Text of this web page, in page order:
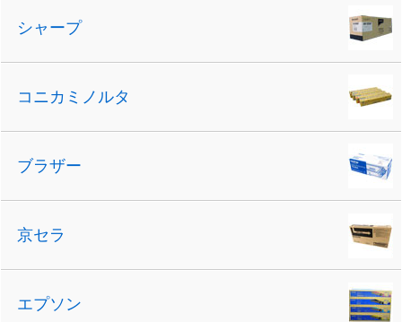
シャープ
コニカミノルタ
ブラザー
京セラ
エプソン